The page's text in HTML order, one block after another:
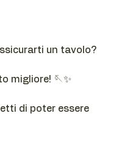
un tavolo?
migliore! 🪡✨
di poter essere